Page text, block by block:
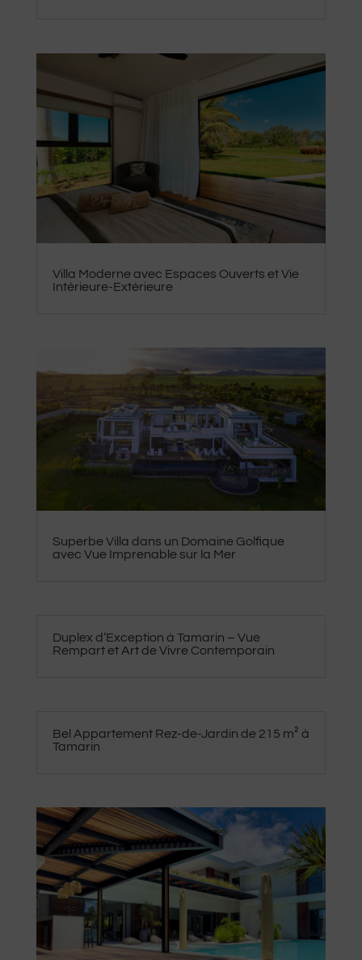
Villa Moderne avec Espaces Ouverts et Vie
Intérieure-Extérieure
Superbe Villa dans un Domaine Golfique
avec Vue Imprenable sur la Mer
Duplex d’Exception à Tamarin – Vue
Rempart et Art de Vivre Contemporain
Bel Appartement Rez-de-Jardin de 215 m² à
Tamarin